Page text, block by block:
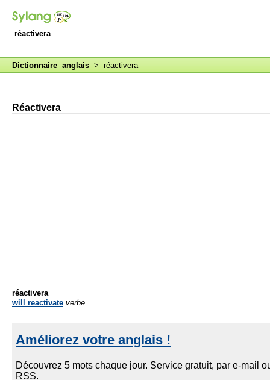
réactivera
Dictionnaire anglais > réactivera
Réactivera
réactivera
will reactivate verbe